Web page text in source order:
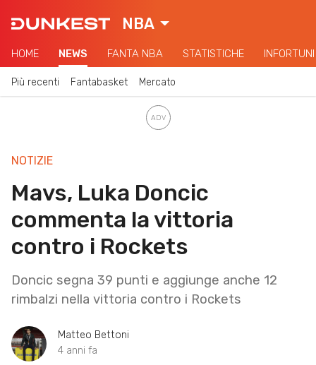
NBA
HOME NEWS FANTA NBA STATISTICHE INFORTUNI
Più recenti Fantabasket Mercato
NOTIZIE
Mavs, Luka Doncic
commenta la vittoria
contro i Rockets
Doncic segna 39 punti e aggiunge anche 12
rimbalzi nella vittoria contro i Rockets
Matteo Bettoni
4 anni fa